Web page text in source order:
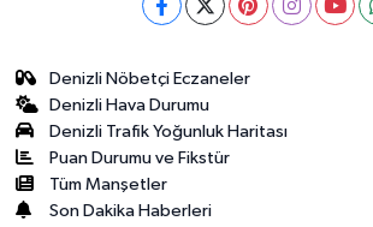
Denizli Nöbetçi Eczaneler
Denizli Hava Durumu
Denizli Trafik Yoğunluk Haritası
Puan Durumu ve Fikstür
Tüm Manşetler
Son Dakika Haberleri